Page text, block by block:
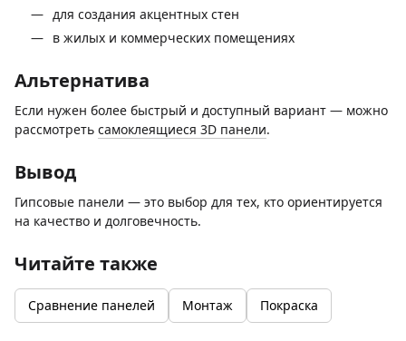
для создания акцентных стен
в жилых и коммерческих помещениях
Альтернатива
Если нужен более быстрый и доступный вариант — можно
рассмотреть самоклеящиеся 3D панели.
Вывод
Гипсовые панели — это выбор для тех, кто ориентируется
на качество и долговечность.
Читайте также
Сравнение панелей Монтаж Покраска